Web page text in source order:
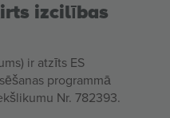
izcilības
ir atzīts ES
programmā
Nr. 782393.